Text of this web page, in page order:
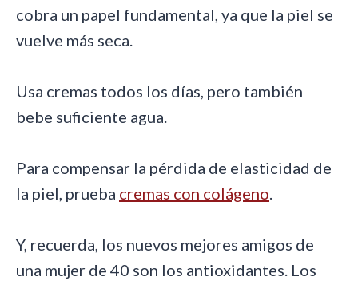
cobra un papel fundamental, ya que la piel se
vuelve más seca.
Usa cremas todos los días, pero también
bebe suficiente agua.
Para compensar la pérdida de elasticidad de
la piel, prueba cremas con colágeno.
Y, recuerda, los nuevos mejores amigos de
una mujer de 40 son los antioxidantes. Los